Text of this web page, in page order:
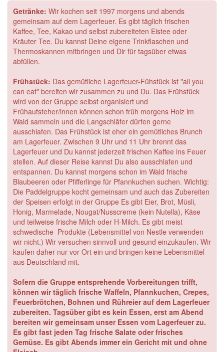
Getränke: Wir kochen seit 1997 morgens und abends
gemeinsam auf dem Lagerfeuer. Es gibt täglich frischen
Kaffee, Tee, Kakao und selbst zubereiteten Eistee oder
Kräuter Tee. Du kannst Deine eigene Trinkflaschen und
Thermoskannen mitbringen und Dir für tagsüber etwas
abfüllen.
Frühstück: Das gemütliche Lagerfeuer-Fühstück ist "all you
can eat" bereiten wir zusammen zu und Du. Das Frühstück
wird von der Gruppe selbst organisiert und
Frühaufsteher/innen können schon früh morgens Holz im
Wald sammeln und die Langschläfer dürfen gerne
ausschlafen. Das Frühstück ist eher ein gemütliches Brunch
am Lagerfeuer. Zwischen 9 Uhr und 11 Uhr brennt das
Lagerfeuer und Du kannst jederzeit frischen Kaffee ins Feuer
stellen. Auf dieser Reise kannst Du also ausschlafen und
entspannen. Du kannst morgens schon im Wald frische
Blaubeeren oder Pfifferlinge für Pfannkuchen suchen. Wichtig:
Die Paddelgruppe kocht gemeinsam und auch das Zubereiten
der Speisen erfolgt in der Gruppe Es gibt Eier, Brot, Müsli,
Honig, Marmelade, Nougat/Nusscreme (kein Nutella), Käse
und teilweise frische Milch oder H-Milch. Es gibt meist
schwedische Produkte (Lebensmittel von Nestle verwenden
wir nicht.) Wir versuchen sinnvoll und gesund einzukaufen. Wir
kaufen daher nur vor Ort ein und bringen keine Lebensmittel
aus Deutschland mit.
Sofern die Gruppe entsprehende Vorbereitungen trifft,
können wir täglich frische Waffeln, Pfannkuchen, Crepes,
Feuerbrötchen, Bohnen und Rühreier auf dem Lagerfeuer
zubereiten. Tagsüber gibt es kein Essen, erst am Abend
bereiten wir gemeinsam unser Essen vom Lagerfeuer zu.
Es gibt fast jeden Tag frische Salate oder frisches
Gemüse. Es gibt Abends immer ein Gericht mit und ohne